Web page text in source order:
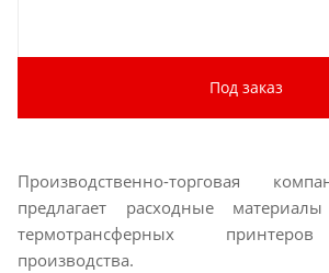
Под заказ
Производственно-торговая
предлагает расходные
термотрансферных
производства.